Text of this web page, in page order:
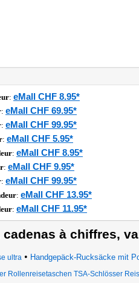
: eMall CHF 8.95*
: eMall CHF 69.95*
: eMall CHF 99.95*
: eMall CHF 5.95*
: eMall CHF 8.95*
: eMall CHF 9.95*
: eMall CHF 99.95*
: eMall CHF 13.95*
: eMall CHF 11.95*
à chiffres,
ultra • Handgepäck-Rucksäcke mit
Rollenreisetaschen TSA-Schlösser